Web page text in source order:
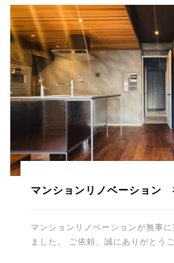
マンションリノベーション
マンションリノベーションが無事
ました。 ご依頼、誠にありがとう